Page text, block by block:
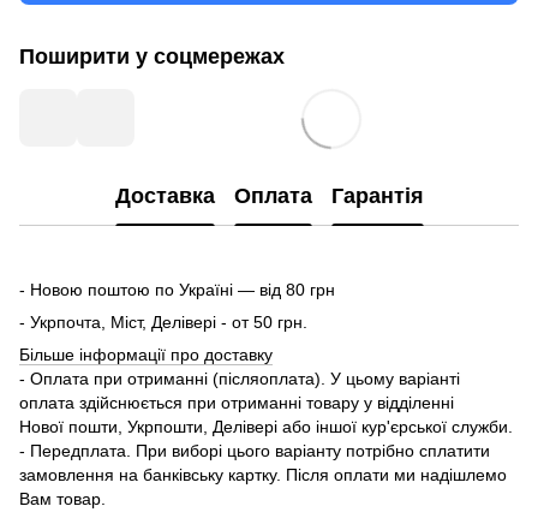
Поширити у соцмережах
Доставка Оплата Гарантія
- Новою поштою по Україні — від 80 грн
- Укрпочта, Міст, Делівері - от 50 грн.
Більше інформації про доставку
- Оплата при отриманні (післяоплата). У цьому варіанті
оплата здійснюється при отриманні товару у відділенні
Нової пошти, Укрпошти, Делівері або іншої кур'єрської служби.
- Передплата. При виборі цього варіанту потрібно сплатити
замовлення на банківську картку. Після оплати ми надішлемо
Вам товар.